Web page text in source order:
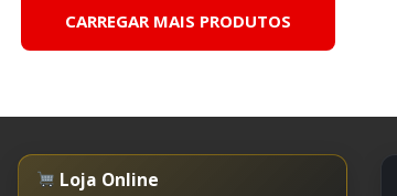
CARREGAR MAIS PRODUTOS
Loja Online